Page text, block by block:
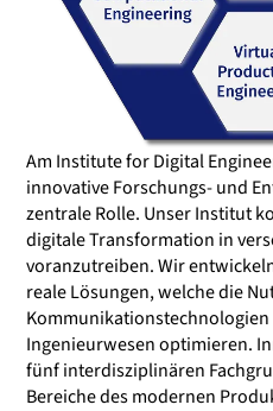
Am Institute for Digital
innovative Forschungs- und
zentrale Rolle. Unser Institut
digitale Transformation in
voranzutreiben. Wir
reale Lösungen, welche die
Ingenieurwesen optimieren.
fünf interdisziplinären
Bereiche des modernen